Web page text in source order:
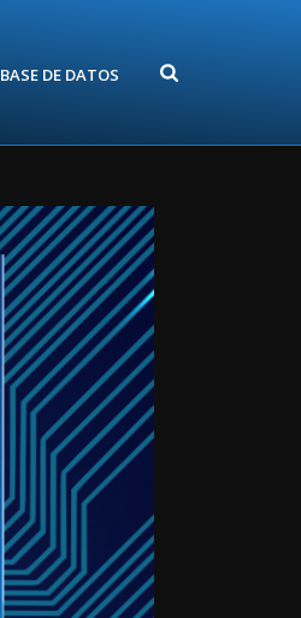
BASE DE DATOS